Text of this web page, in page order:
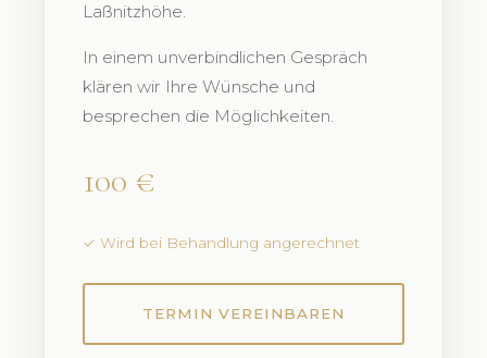
Laßnitzhöhe.
In einem unverbindlichen Gespräch
klären wir Ihre Wünsche und
besprechen die Möglichkeiten.
100 €
✓ Wird bei Behandlung angerechnet
TERMIN VEREINBAREN